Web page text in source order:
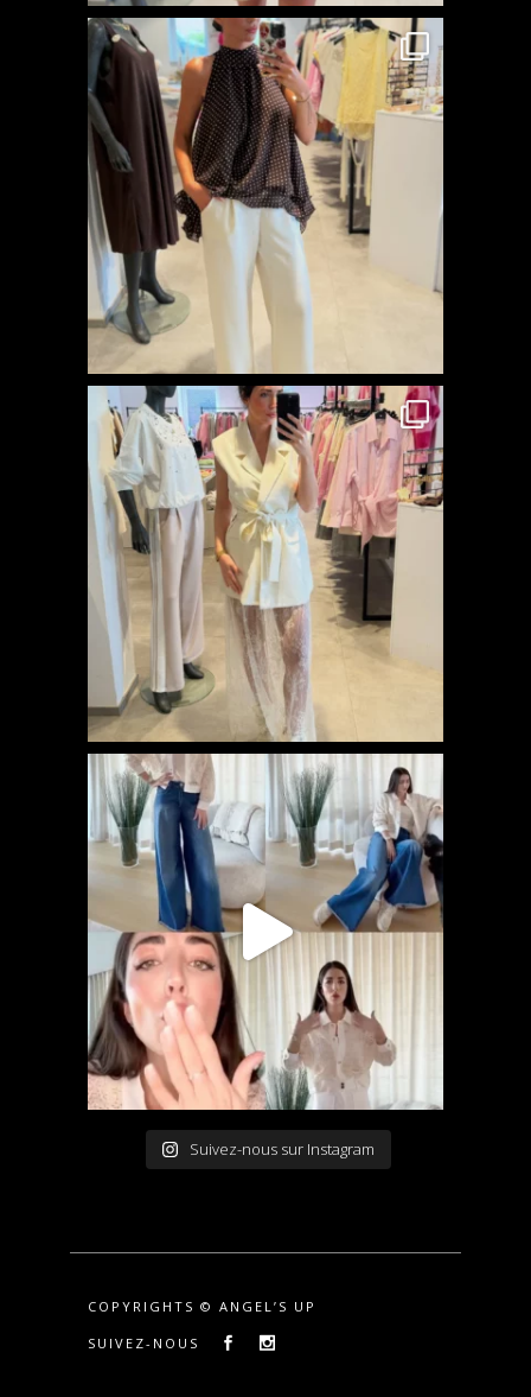
Suivez-nous sur Instagram
COPYRIGHTS © ANGEL’S UP
SUIVEZ-NOUS